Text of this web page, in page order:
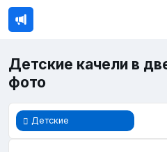
Детские качели в
фото
Детские